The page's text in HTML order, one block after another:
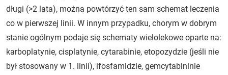
długi (>2 lata), można powtórzyć ten sam schemat leczenia
co w pierwszej linii. W innym przypadku, chorym w dobrym
stanie ogólnym podaje się schematy wielolekowe oparte na:
karboplatynie, cisplatynie, cytarabinie, etopozydzie (jeśli nie
był stosowany w 1. linii), ifosfamidzie, gemcytabininie